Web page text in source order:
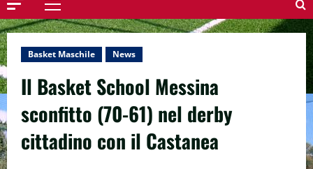
Menu
principale
Basket Maschile News
Il Basket School Messina
sconfitto (70-61) nel derby
cittadino con il Castanea